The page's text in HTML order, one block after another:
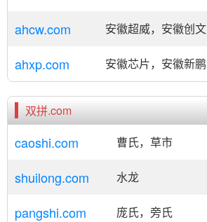
ahcw.com 安徽超威，安徽创文
ahxp.com 安徽芯片，安徽新鹏
双拼.com
caoshi.com 曹氏，草市
shuilong.com 水龙
pangshi.com 庞氏，旁氏